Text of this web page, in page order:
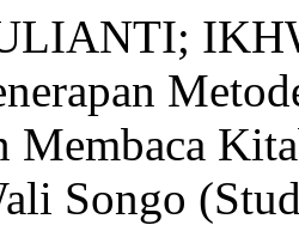
Membaca
Songo